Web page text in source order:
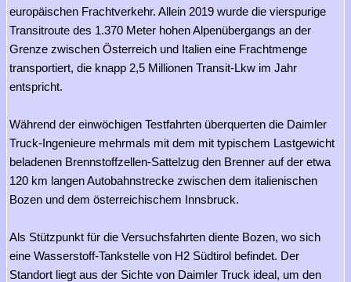
europäischen Frachtverkehr. Allein 2019 wurde die vierspurige
Transitroute des 1.370 Meter hohen Alpenübergangs an der
Grenze zwischen Österreich und Italien eine Frachtmenge
transportiert, die knapp 2,5 Millionen Transit-Lkw im Jahr
entspricht.
Während der einwöchigen Testfahrten überquerten die Daimler
Truck-Ingenieure mehrmals mit dem mit typischem Lastgewicht
beladenen Brennstoffzellen-Sattelzug den Brenner auf der etwa
120 km langen Autobahnstrecke zwischen dem italienischen
Bozen und dem österreichischem Innsbruck.
Als Stützpunkt für die Versuchsfahrten diente Bozen, wo sich
eine Wasserstoff-Tankstelle von H2 Südtirol befindet. Der
Standort liegt aus der Sichte von Daimler Truck ideal, um den